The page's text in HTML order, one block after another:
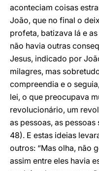
aconteciam coisas
João, que no final o
profeta, batizava lá e
não havia outras
Jesus, indicado por
milagres, mas
compreendia e o
lei, o que preocupava
revolucionário, um
as pessoas, as
48). E estas ideias
outros: “Mas olha, não
assim entre eles havia